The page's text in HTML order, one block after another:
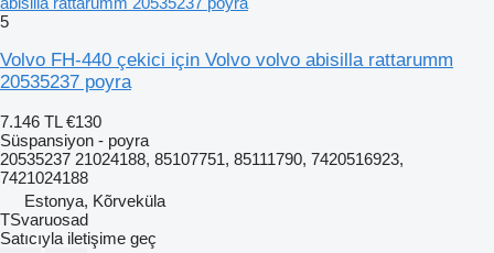
5
Volvo FH-440 çekici için Volvo volvo abisilla rattarumm
20535237 poyra
7.146 TL €130
Süspansiyon - poyra
20535237 21024188, 85107751, 85111790, 7420516923,
7421024188
Estonya, Kõrveküla
TSvaruosad
Satıcıyla iletişime geç